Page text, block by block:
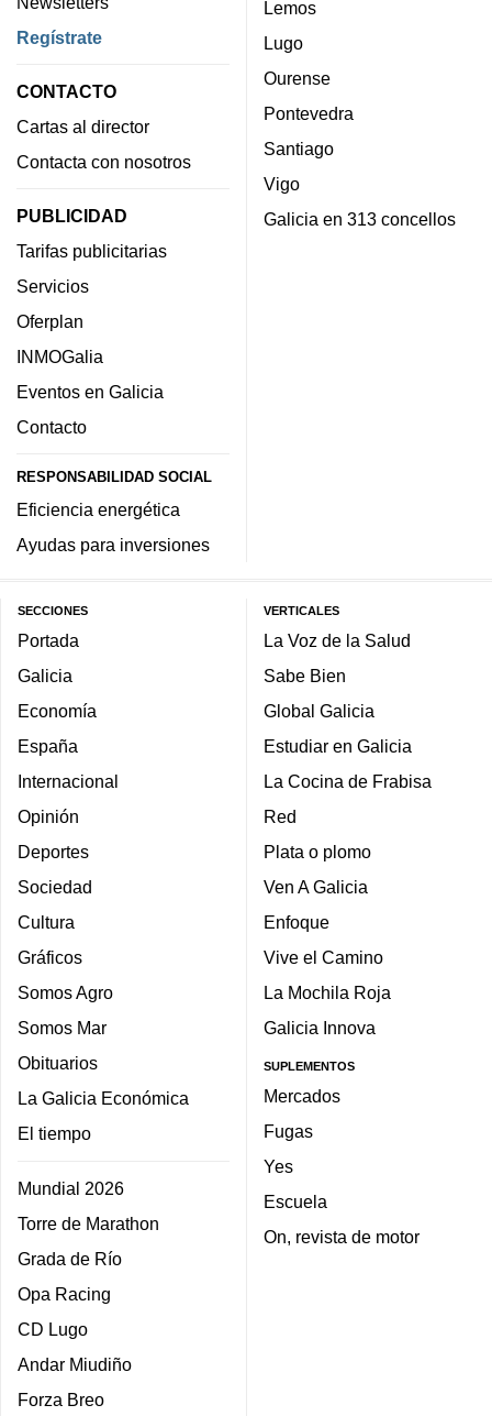
Regístrate
CONTACTO
Cartas al director
Contacta con nosotros
PUBLICIDAD
Tarifas publicitarias
Servicios
Oferplan
INMOGalia
Eventos en Galicia
Contacto
RESPONSABILIDAD SOCIAL
Eficiencia energética
Ayudas para inversiones
Lemos
Lugo
Ourense
Pontevedra
Santiago
Vigo
Galicia en 313 concellos
SECCIONES
Portada
Galicia
Economía
España
Internacional
Opinión
Deportes
Sociedad
Cultura
Gráficos
Somos Agro
Somos Mar
Obituarios
La Galicia Económica
El tiempo
Mundial 2026
Torre de Marathon
Grada de Río
Opa Racing
CD Lugo
Andar Miudiño
Forza Breo
VERTICALES
La Voz de la Salud
Sabe Bien
Global Galicia
Estudiar en Galicia
La Cocina de Frabisa
Red
Plata o plomo
Ven A Galicia
Enfoque
Vive el Camino
La Mochila Roja
Galicia Innova
SUPLEMENTOS
Mercados
Fugas
Yes
Escuela
On, revista de motor